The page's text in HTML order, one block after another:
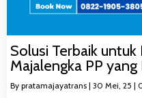
Solusi Terbaik
Majalengka PP
By pratamajayatrans | 30 Mei, 25 |